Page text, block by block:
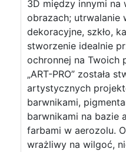
3D między innymi na
obrazach; utrwalanie
dekoracyjne, szkło,
stworzenie idealnie
ochronnej na Twoich
„ART-PRO” została
artystycznych
barwnikami,
barwnikami na bazie
farbami w aerozolu.
wrażliwy na wilgoć,